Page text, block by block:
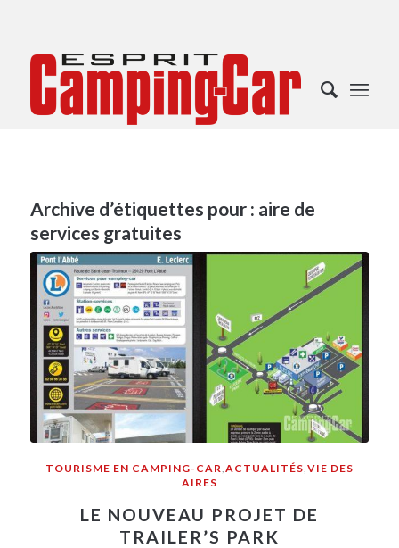
Archive d’étiquettes pour : aire de
services gratuites
TOURISME EN CAMPING-CAR ACTUALITÉS VIE DES
AIRES
LE NOUVEAU PROJET DE
TRAILER’S PARK